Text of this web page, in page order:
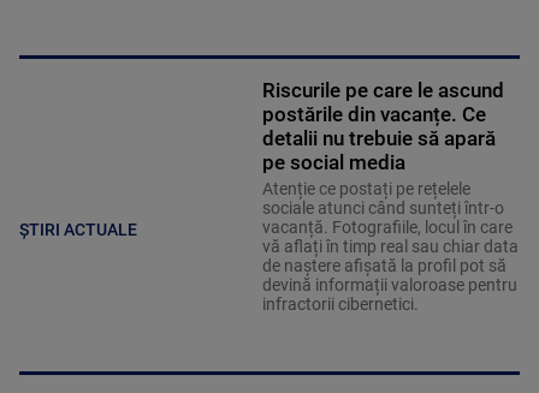
ȘTIRI ACTUALE
Riscurile pe care le ascund
postările din vacanțe. Ce
detalii nu trebuie să apară
pe social media
Atenție ce postați pe rețelele
sociale atunci când sunteți într-o
vacanță. Fotografiile, locul în care
vă aflați în timp real sau chiar data
de naștere afișată la profil pot să
devină informații valoroase pentru
infractorii cibernetici.